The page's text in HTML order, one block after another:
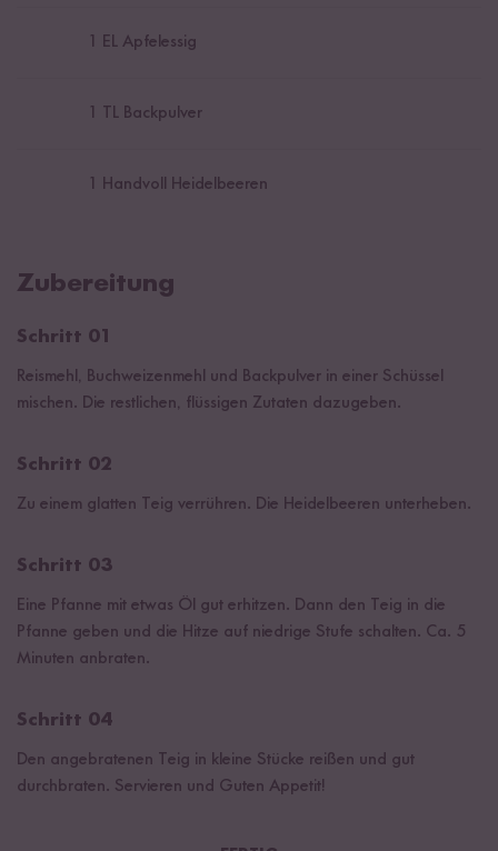
1 EL Apfelessig
1 TL Backpulver
1 Handvoll Heidelbeeren
Zubereitung
Schritt 01
Reismehl, Buchweizenmehl und Backpulver in einer Schüssel
mischen. Die restlichen, flüssigen Zutaten dazugeben.
Schritt 02
Zu einem glatten Teig verrühren. Die Heidelbeeren unterheben.
Schritt 03
Eine Pfanne mit etwas Öl gut erhitzen. Dann den Teig in die
Pfanne geben und die Hitze auf niedrige Stufe schalten. Ca. 5
Minuten anbraten.
Schritt 04
Den angebratenen Teig in kleine Stücke reißen und gut
durchbraten. Servieren und Guten Appetit!